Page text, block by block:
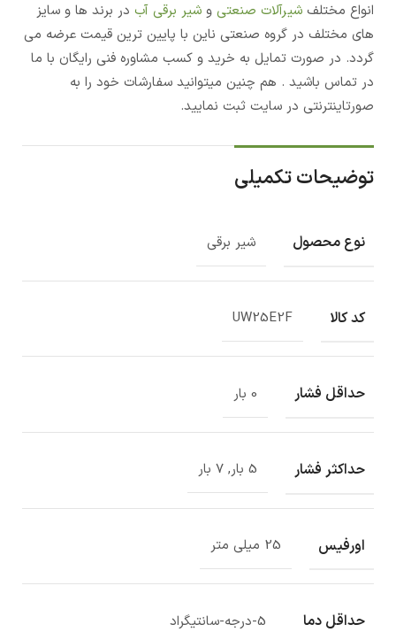
انواع مختلف شیرآلات صنعتی و شیر برقی آب در برند ها و سایز
های مختلف در گروه صنعتی ناین با پایین ترین قیمت عرضه می
گردد. در صورت تمایل به خرید و کسب مشاوره فنی رایگان با ما
در تماس باشید . هم چنین میتوانید سفارشات خود را به
صورتاینترنتی در سایت ثبت نمایید.
توضیحات تکمیلی
نوع محصول شیر برقی
کد کالا UW25E2F
حداقل فشار 0 بار
حداکثر فشار 5 بار, 7 بار
اورفیس 25 میلی متر
حداقل دما 5-درجه-سانتیگراد